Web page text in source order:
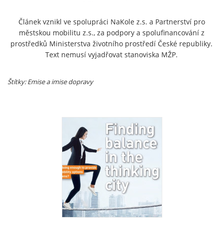
Článek vznikl ve spolupráci NaKole z.s. a Partnerství pro
městskou mobilitu z.s., za podpory a spolufinancování z
prostředků Ministerstva životního prostředí České republiky.
Text nemusí vyjadřovat stanoviska MŽP.
Štítky: Emise a imise dopravy